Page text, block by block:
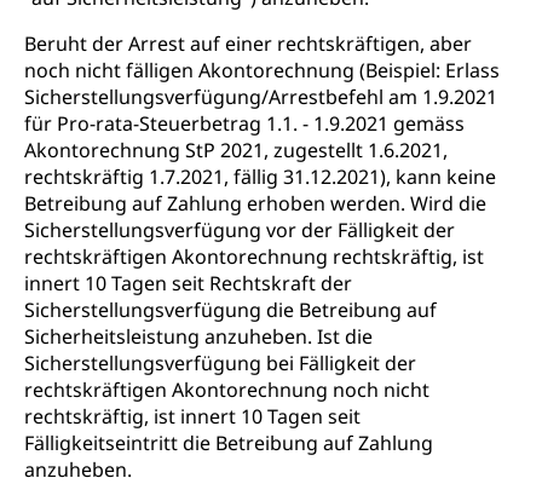
Beruht der Arrest auf einer rechtskräftigen, aber
noch nicht fälligen Akontorechnung (Beispiel: Erlass
Sicherstellungsverfügung/Arrestbefehl am 1.9.2021
für Pro-rata-Steuerbetrag 1.1. - 1.9.2021 gemäss
Akontorechnung StP 2021, zugestellt 1.6.2021,
rechtskräftig 1.7.2021, fällig 31.12.2021), kann keine
Betreibung auf Zahlung erhoben werden. Wird die
Sicherstellungsverfügung vor der Fälligkeit der
rechtskräftigen Akontorechnung rechtskräftig, ist
innert 10 Tagen seit Rechtskraft der
Sicherstellungsverfügung die Betreibung auf
Sicherheitsleistung anzuheben. Ist die
Sicherstellungsverfügung bei Fälligkeit der
rechtskräftigen Akontorechnung noch nicht
rechtskräftig, ist innert 10 Tagen seit
Fälligkeitseintritt die Betreibung auf Zahlung
anzuheben.